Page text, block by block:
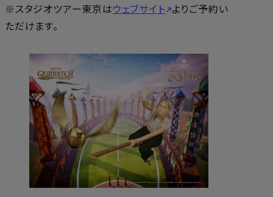
※スタジオツアー東京はウェブサイト よりご予約い
ただけます。